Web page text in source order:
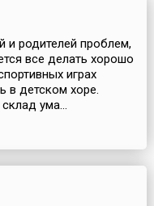
и родителей проблем,
все делать хорошо
играх
в детском хоре.
ума...